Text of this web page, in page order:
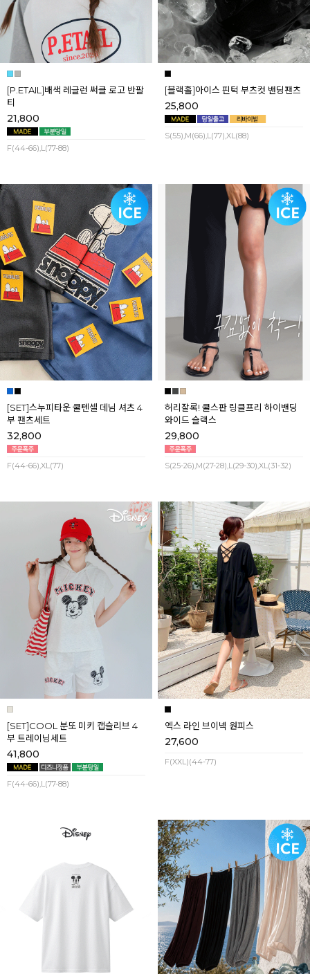
[P.ETAIL]배색 레글런 써클 로고 반팔
티
21,800
F(44-66),L(77-88)
[블랙홀]아이스 핀턱 부츠컷 밴딩팬츠
25,800
S(55),M(66),L(77),XL(88)
[SET]스누피타운 쿨텐셀 데님 셔츠 4
부 팬츠세트
32,800
F(44-66),XL(77)
허리잘록! 쿨스판 링클프리 하이밴딩
와이드 슬랙스
29,800
S(25-26),M(27-28),L(29-30),XL(31-32)
[SET]COOL 분또 미키 캡슬리브 4
부 트레이닝세트
41,800
F(44-66),L(77-88)
엑스 라인 브이넥 원피스
27,600
F(XXL)(44-77)